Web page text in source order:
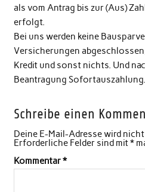
als vom Antrag bis zur (Aus)
erfolgt.
Bei uns werden keine
Versicherungen
Kredit und sonst nichts. Und
Beantragung Sofortauszahlung.
Schreibe einen
Deine E-Mail-Adresse wird
Erforderliche Felder sind mit*
Kommentar*